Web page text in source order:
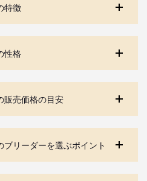
特徴
性格
販売価格の目安
リーダーを選ぶポイント